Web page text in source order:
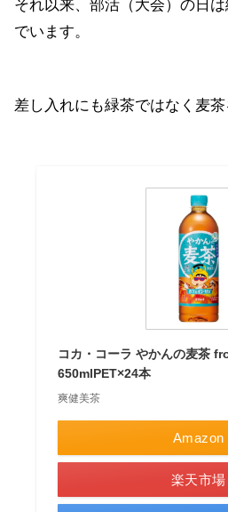
それ以来、部活（大会）の日
でいます。
差し入れにも緑茶ではなく麦茶
コカ・コーラ やかんの麦茶
650mlPET×24本
爽健美茶
Amazon
楽天市場